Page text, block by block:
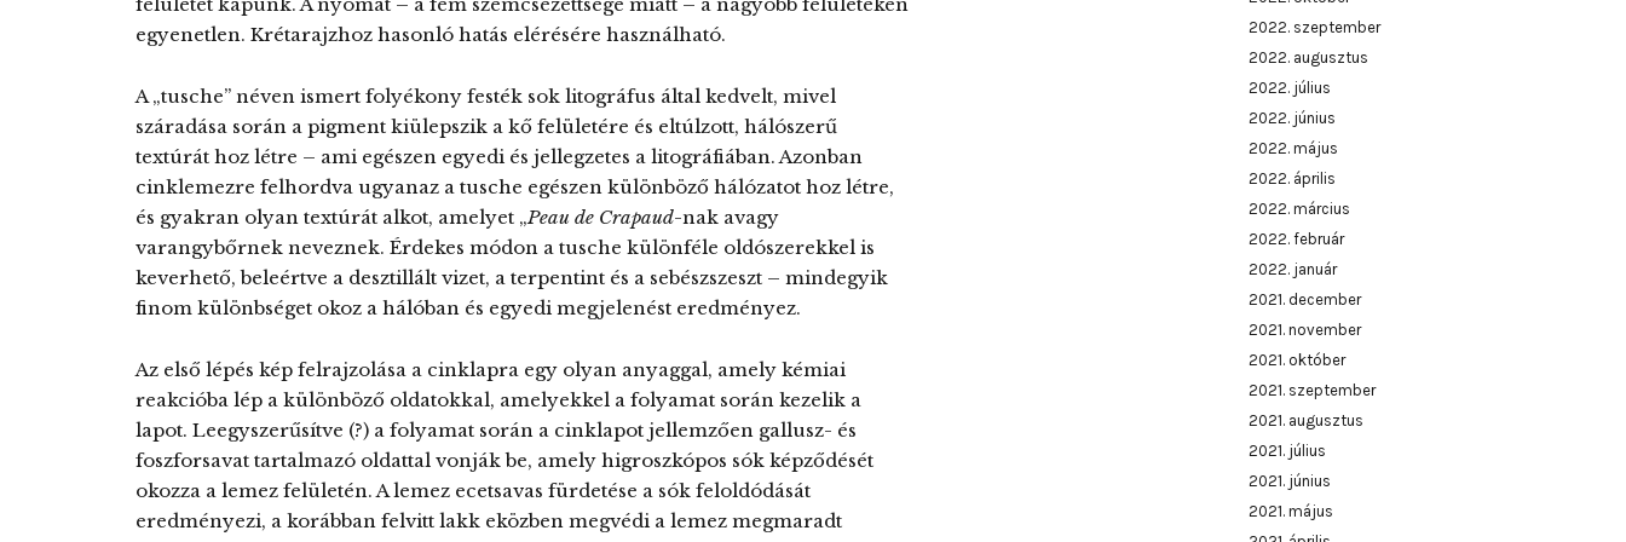
felületet kapunk. A nyomat – a fém szemcsézettsége miatt – a nagyobb felületeken
egyenetlen. Krétarajzhoz hasonló hatás elérésére használható.
A „tusche” néven ismert folyékony festék sok litográfus által kedvelt, mivel
száradása során a pigment kiülepszik a kő felületére és eltúlzott, hálószerű
textúrát hoz létre – ami egészen egyedi és jellegzetes a litográfiában. Azonban
cinklemezre felhordva ugyanaz a tusche egészen különböző hálózatot hoz létre,
és gyakran olyan textúrát alkot, amelyet „Peau de Crapaud-nak avagy
varangybőrnek neveznek. Érdekes módon a tusche különféle oldószerekkel is
keverhető, beleértve a desztillált vizet, a terpentint és a sebészszeszt – mindegyik
finom különbséget okoz a hálóban és egyedi megjelenést eredményez.
Az első lépés kép felrajzolása a cinklapra egy olyan anyaggal, amely kémiai
reakcióba lép a különböző oldatokkal, amelyekkel a folyamat során kezelik a
lapot. Leegyszerűsítve (?) a folyamat során a cinklapot jellemzően gallusz- és
foszforsavat tartalmazó oldattal vonják be, amely higroszkópos sók képződését
okozza a lemez felületén. A lemez ecetsavas fürdetése a sók feloldódását
eredményezi, a korábban felvitt lakk eközben megvédi a lemez megmaradt
2022. szeptember
2022. augusztus
2022. július
2022. június
2022. május
2022. április
2022. március
2022. február
2022. január
2021. december
2021. november
2021. október
2021. szeptember
2021. augusztus
2021. július
2021. június
2021. május